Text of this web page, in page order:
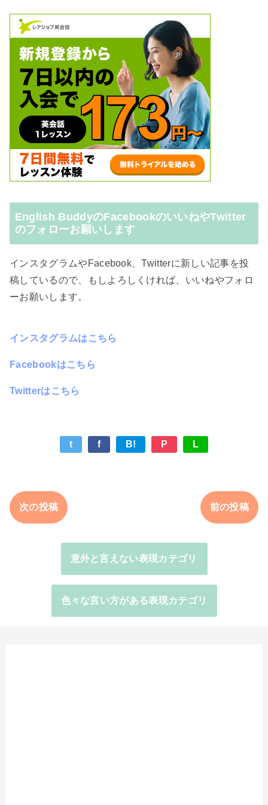
English BuddyのFacebookのいいねやTwitter
のフォローお願いします
インスタグラムやFacebook、Twitterに新しい記事を投
稿しているので、もしよろしくければ、いいねやフォロ
ーお願いします。
インスタグラムはこちら
Facebookはこちら
Twitterはこちら
t f B! P L
次の投稿 前の投稿
意外と言えない表現カテゴリ
色々な言い方がある表現カテゴリ